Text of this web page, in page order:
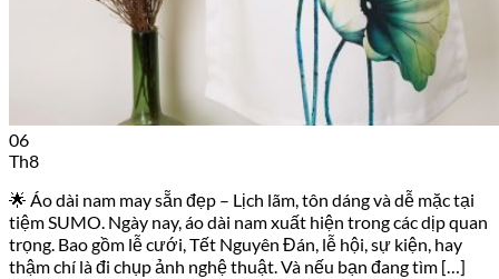
06
Th8
🌟 Áo dài nam may sẵn đẹp – Lịch lãm, tôn dáng và dễ mặc tại
tiệm SUMO. Ngày nay, áo dài nam xuất hiện trong các dịp quan
trọng. Bao gồm lễ cưới, Tết Nguyên Đán, lễ hội, sự kiện, hay
thậm chí là đi chụp ảnh nghệ thuật. Và nếu bạn đang tìm […]